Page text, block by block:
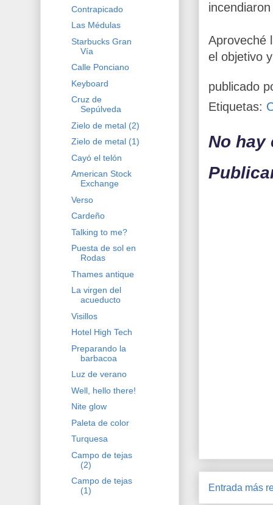
Aproveché
el objetivo
publicado
Etiquetas:
No hay
Entrada más
Contrapicado
Las Médulas
Starbucks Gran
Vía
Calle Ponciano
Keyboard
Cruz de
Sepúlveda
Zielo de metal (2)
Zielo de metal (1)
Cayó el telón
American Stock
Exchange
Verso
Cardeño
Talking to me?
Puesta de sol en
Rodas
Thames antique
La virgen del
acueducto
Visillos
Hotel High Tech
Preparando la
barbacoa
Luz de verano
Well, hello there!
Nite glow
Paleta de color
Turquesa
Campo de tejas
(2)
Campo de tejas
(1)